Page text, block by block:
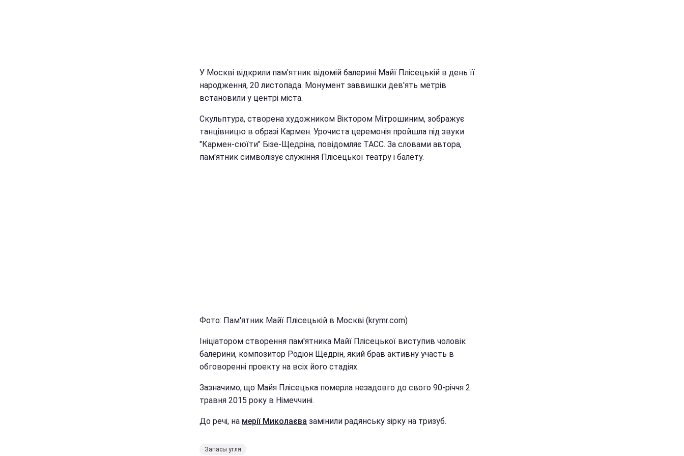
У Москві відкрили пам'ятник відомій балерині Майї Плісецькій в день її
народження, 20 листопада. Монумент заввишки дев'ять метрів
встановили у центрі міста.
Скульптура, створена художником Віктором Мітрошиним, зображує
танцівницю в образі Кармен. Урочиста церемонія пройшла під звуки
"Кармен-сюїти" Бізе-Щедріна, повідомляє ТАСС. За словами автора,
пам'ятник символізує служіння Плісецької театру і балету.
Фото: Пам'ятник Майї Плісецькій в Москві (krymr.com)
Ініціатором створення пам'ятника Майї Плісецької виступив чоловік
балерини, композитор Родіон Щедрін, який брав активну участь в
обговоренні проекту на всіх його стадіях.
Зазначимо, що Майя Плісецька померла незадовго до свого 90-річчя 2
травня 2015 року в Німеччині.
До речі, на мерії Миколаєва замінили радянську зірку на тризуб.
Запасы угля